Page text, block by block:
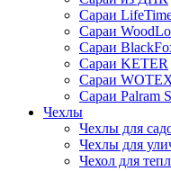
Cараи
Cараи
Сараи
Сараи KETER
Сараи
Сараи Palram
Чехлы
Чехлы для
Чехлы для
Чехол для